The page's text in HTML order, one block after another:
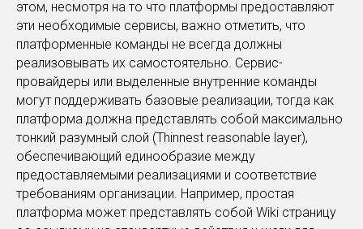
этом, несмотря на то что платформы предоставляют
эти необходимые сервисы, важно отметить, что
платформенные команды не всегда должны
реализовывать их самостоятельно. Сервис-
провайдеры или выделенные внутренние команды
могут поддерживать базовые реализации, тогда как
платформа должна представлять собой максимально
тонкий разумный слой (Thinnest reasonable layer),
обеспечивающий единообразие между
предоставляемыми реализациями и соответствие
требованиям организации. Например, простая
платформа может представлять собой Wiki страницу